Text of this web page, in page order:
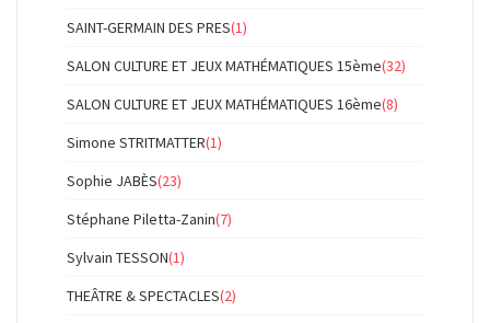
SAINT-GERMAIN DES PRES(1)
SALON CULTURE ET JEUX MATHÉMATIQUES 15ème(32)
SALON CULTURE ET JEUX MATHÉMATIQUES 16ème(8)
Simone STRITMATTER(1)
Sophie JABÈS(23)
Stéphane Piletta-Zanin(7)
Sylvain TESSON(1)
THEÂTRE & SPECTACLES(2)